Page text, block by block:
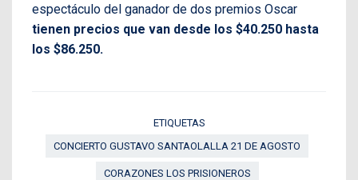
espectáculo del ganador de dos premios Oscar
tienen precios que van desde los $40.250 hasta
los $86.250.
ETIQUETAS
CONCIERTO GUSTAVO SANTAOLALLA 21 DE AGOSTO
CORAZONES LOS PRISIONEROS